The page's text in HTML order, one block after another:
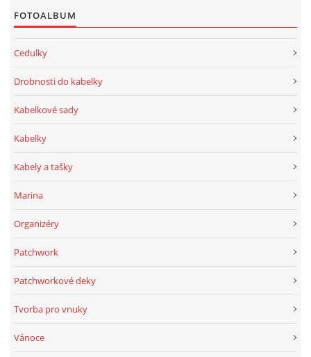
FOTOALBUM
Cedulky
Drobnosti do kabelky
Kabelkové sady
Kabelky
Kabely a tašky
Marina
Organizéry
Patchwork
Patchworkové deky
Tvorba pro vnuky
Vánoce